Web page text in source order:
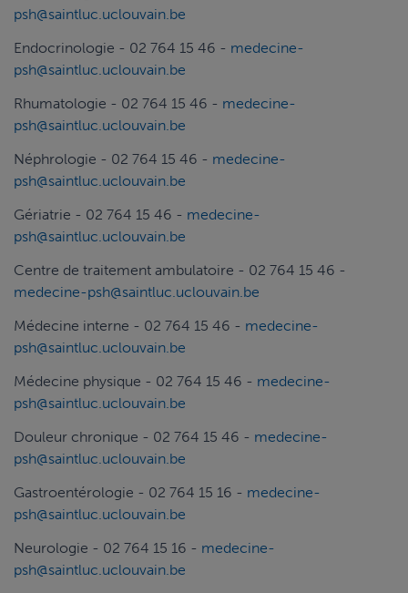
psh@saintluc.uclouvain.be
Endocrinologie - 02 764 15 46 - medecine-
psh@saintluc.uclouvain.be
Rhumatologie - 02 764 15 46 - medecine-
psh@saintluc.uclouvain.be
Néphrologie - 02 764 15 46 - medecine-
psh@saintluc.uclouvain.be
Gériatrie - 02 764 15 46 - medecine-
psh@saintluc.uclouvain.be
Centre de traitement ambulatoire - 02 764 15 46 -
medecine-psh@saintluc.uclouvain.be
Médecine interne - 02 764 15 46 - medecine-
psh@saintluc.uclouvain.be
Médecine physique - 02 764 15 46 - medecine-
psh@saintluc.uclouvain.be
Douleur chronique - 02 764 15 46 - medecine-
psh@saintluc.uclouvain.be
Gastroentérologie - 02 764 15 16 - medecine-
psh@saintluc.uclouvain.be
Neurologie - 02 764 15 16 - medecine-
psh@saintluc.uclouvain.be